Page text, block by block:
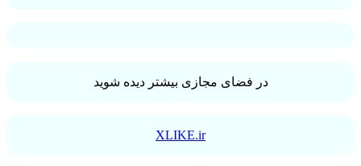
در فضای مجازی بیشتر دیده شوید
XLIKE.ir